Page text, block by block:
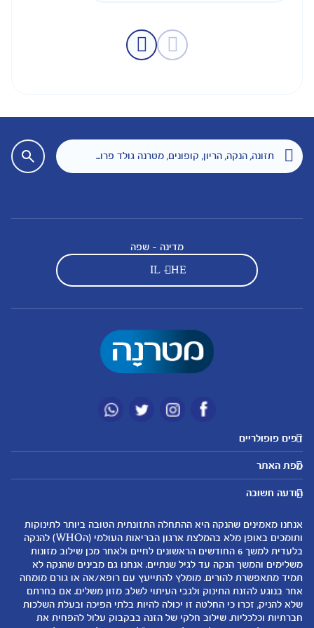
מועדון מטרנה
הטבות מועדון
להרשמה/התחברות לאתר
נושאים
לקראת לידה
שמות לתינוקות
התפתחות התינוק
תזונת תינוקות
טיפול בתינוק
הנקה
התזונתית הטובה ביותר לתינוקות
ותומכים באופן מלא בהמלצת ארגון הבריאות העולמי (הWHO) להנקה
הראשונים לחיים ולאחר מכן שילוב מזונות
אנחנו גם מבינים שהנקה לא
להתייעץ עם רופא/אה או גורם מומחה
העיתוי לשלב מזון משלים. אם בחרתם
להיות בלתי הפיכה ובעלת השלכות
של הזנה בבקבוק עלול להפחית את